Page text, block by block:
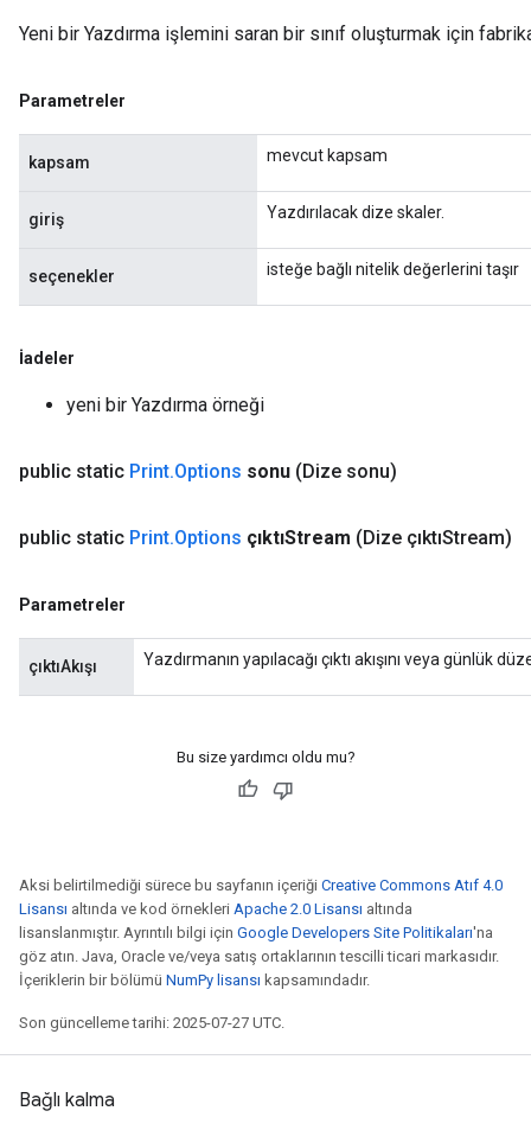
Yeni bir Yazdırma işlemini saran bir sınıf oluşturmak için
Parametreler
kapsam mevcut kapsam
giriş Yazdırılacak dize skaler.
seçenekler isteğe bağlı nitelik değerlerini taşır
İadeler
yeni bir Yazdırma örneği
public static Print.Options sonu (Dize sonu)
public static Print.Options çıktıStream (Dize çıktıStream)
Parametreler
çıktıAkışı Yazdırmanın yapılacağı çıktı akışını veya günlük
Bu size yardımcı oldu mu?
Aksi belirtilmediği sürece bu sayfanın içeriği Creative Commons Atıf 4.0
Lisansı altında ve kod örnekleri Apache 2.0 Lisansı altında
lisanslanmıştır. Ayrıntılı bilgi için Google Developers Site Politikaları'na
göz atın. Java, Oracle ve/veya satış ortaklarının tescilli ticari markasıdır.
İçeriklerin bir bölümü NumPy lisansı kapsamındadır.
Son güncelleme tarihi: 2025-07-27 UTC.
Bağlı kalma